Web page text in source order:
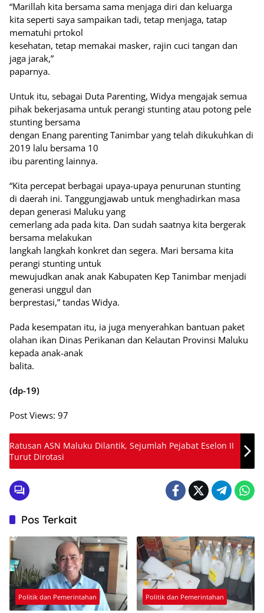
“Marillah kita bersama sama menjaga diri dan keluarga
kita seperti saya sampaikan tadi, tetap menjaga, tatap
mematuhi prtokol
kesehatan, tetap memakai masker, rajin cuci tangan dan
jaga jarak,”
paparnya.
Untuk itu, sebagai Duta Parenting, Widya mengajak semua
pihak bekerjasama untuk perangi stunting atau potong pele
stunting bersama
dengan Enang parenting Tanimbar yang telah dikukuhkan di
2019 lalu bersama 10
ibu parenting lainnya.
“Kita percepat berbagai upaya-upaya penurunan stunting
di daerah ini. Tanggungjawab untuk menghadirkan masa
depan generasi Maluku yang
cemerlang ada pada kita. Dan sudah saatnya kita bergerak
bersama melakukan
langkah langkah konkret dan segera. Mari bersama kita
perangi stunting untuk
mewujudkan anak anak Kabupaten Kep Tanimbar menjadi
generasi unggul dan
berprestasi,” tandas Widya.
Pada kesempatan itu, ia juga menyerahkan bantuan paket
olahan ikan Dinas Perikanan dan Kelautan Provinsi Maluku
kepada anak-anak
balita.
(dp-19)
Post Views: 97
Ratusan ASN Maluku Dilantik, Sejumlah Pejabat Eselon II
Turut Dirotasi
Pos Terkait
Politik dan Pemerintahan Politik dan Pemerintahan